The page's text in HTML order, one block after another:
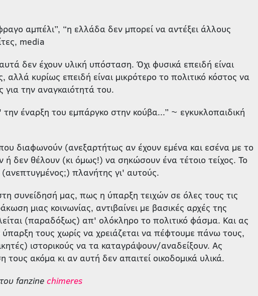
αμπέλι”, “η ελλάδα δεν μπορεί να αντέξει άλλους
media
δεν έχουν υλική υπόσταση. Όχι φυσικά επειδή είναι
αλλά κυρίως επειδή είναι μικρότερο το πολιτικό κόστος να
για την αναγκαιότητά του.
έναρξη του εμπάργκο στην κούβα...” ~ εγκυκλοπαιδική
διαφωνούν (ανεξαρτήτως αν έχουν εμένα και εσένα με το
δεν θέλουν (κι όμως!) να σηκώσουν ένα τέτοιο τείχος. Το
πλανήτης γι' αυτούς.
συνείδησή μας, πως η ύπαρξη τειχών σε όλες τους τις
μιας κοινωνίας, αντιβαίνει με βασικές αρχές της
(παραδόξως) απ' ολόκληρο το πολιτικό φάσμα. Και ας
τους χωρίς να χρειάζεται να πέφτουμε πάνω τους,
ιστορικούς να τα καταγράψουν/αναδείξουν. Ας
τους ακόμα κι αν αυτή δεν απαιτεί οικοδομικά υλικά.
fanzine chimeres